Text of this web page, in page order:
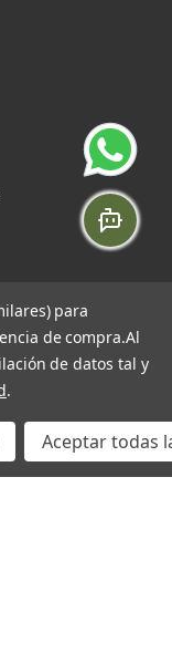
para
de compra.Al
de datos tal y
.
Aceptar todas